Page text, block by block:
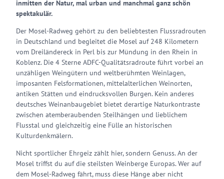
inmitten der Natur, mal urban und manchmal ganz schön
spektakulär.
Der Mosel-Radweg gehört zu den beliebtesten Flussradrouten
in Deutschland und begleitet die Mosel auf 248 Kilometern
vom Dreiländereck in Perl bis zur Mündung in den Rhein in
Koblenz. Die 4 Sterne ADFC-Qualitätsradroute führt vorbei an
unzähligen Weingütern und weltberühmten Weinlagen,
imposanten Felsformationen, mittelalterlichen Weinorten,
antiken Stätten und eindrucksvollen Burgen. Kein anderes
deutsches Weinanbaugebiet bietet derartige Naturkontraste
zwischen atemberaubenden Steilhängen und lieblichem
Flusstal und gleichzeitig eine Fülle an historischen
Kulturdenkmälern.
Nicht sportlicher Ehrgeiz zählt hier, sondern Genuss. An der
Mosel triffst du auf die steilsten Weinberge Europas. Wer auf
dem Mosel-Radweg fährt, muss diese Hänge aber nicht